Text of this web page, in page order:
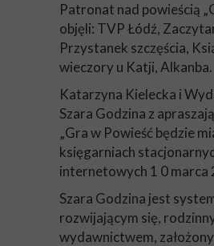
Patronat nad powieścią
objęli: TVP Łódź,
Przystanek szczęścia,
wieczory u Katji, Alkanba.
Katarzyna Kielecka i
Szara Godzina z
„Gra w Powieść będzie
księgarniach
internetowych 1 0 marca
Szara Godzina jest
rozwijającym się,
wydawnictwem,